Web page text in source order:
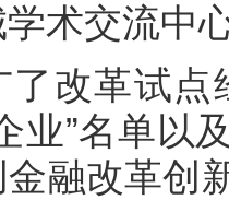
术交流中
改革试点
业”名单以
融改革创